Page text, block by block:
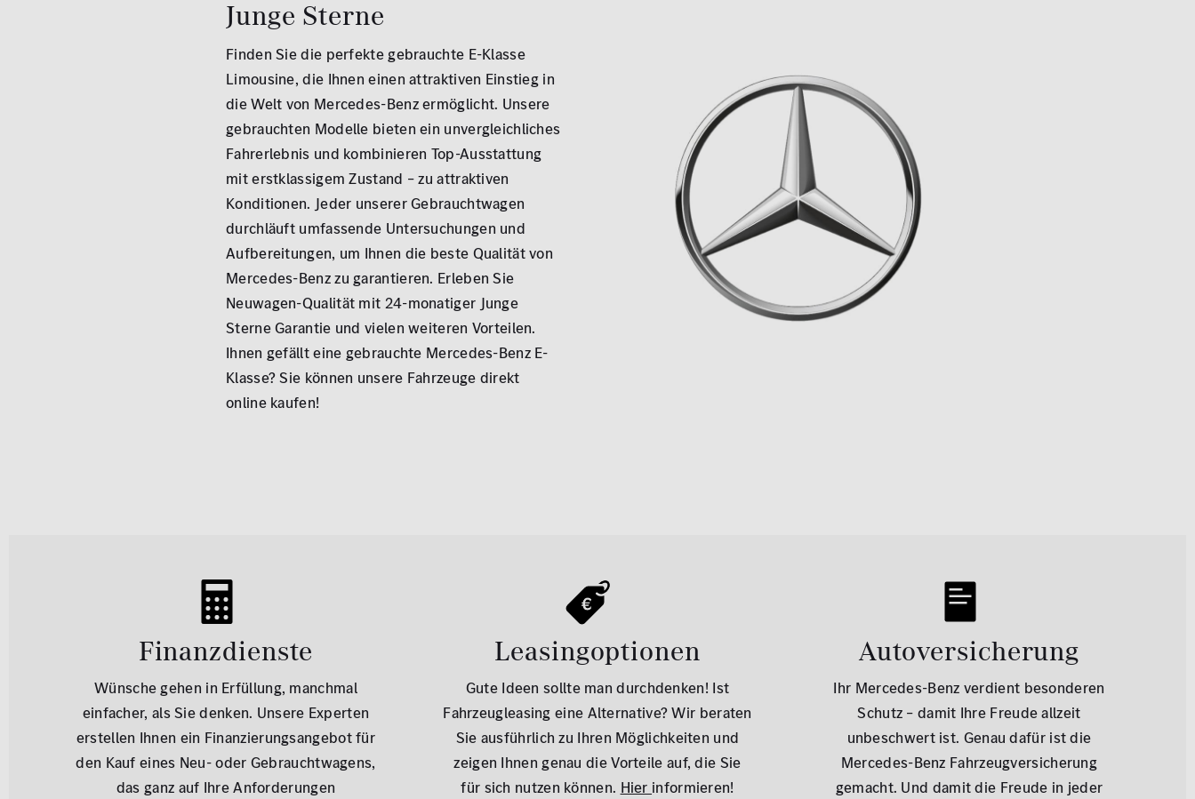
ALLE
FAHRZEUGE ANZEIGEN
Zurücksetzen
Junge Sterne
Finden Sie die perfekte gebrauchte E-Klasse
Limousine, die Ihnen einen attraktiven Einstieg in
die Welt von Mercedes-Benz ermöglicht. Unsere
gebrauchten Modelle bieten ein unvergleichliches
Fahrerlebnis und kombinieren Top-Ausstattung
mit erstklassigem Zustand – zu attraktiven
Konditionen. Jeder unserer Gebrauchtwagen
durchläuft umfassende Untersuchungen und
Aufbereitungen, um Ihnen die beste Qualität von
Mercedes-Benz zu garantieren. Erleben Sie
Neuwagen-Qualität mit 24-monatiger Junge
Sterne Garantie und vielen weiteren Vorteilen.
Ihnen gefällt eine gebrauchte Mercedes-Benz E-
Klasse? Sie können unsere Fahrzeuge direkt
online kaufen!
Finanzdienste
Wünsche gehen in Erfüllung, manchmal
einfacher, als Sie denken. Unsere Experten
erstellen Ihnen ein Finanzierungsangebot für
den Kauf eines Neu- oder Gebrauchtwagens,
das ganz auf Ihre Anforderungen
Leasingoptionen
Gute Ideen sollte man durchdenken! Ist
Fahrzeugleasing eine Alternative? Wir beraten
Sie ausführlich zu Ihren Möglichkeiten und
zeigen Ihnen genau die Vorteile auf, die Sie
für sich nutzen können. Hier informieren!
Autoversicherung
Ihr Mercedes-Benz verdient besonderen
Schutz – damit Ihre Freude allzeit
unbeschwert ist. Genau dafür ist die
Mercedes-Benz Fahrzeugversicherung
gemacht. Und damit die Freude in jeder